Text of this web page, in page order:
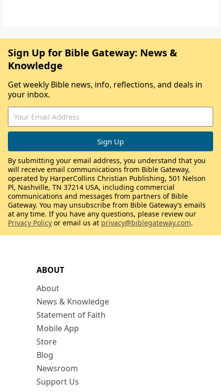
ABOUT
About
News & Knowledge
Statement of Faith
Mobile App
Store
Blog
Newsroom
Support Us
Sign Up for Bible Gateway: News &
Knowledge
Get weekly Bible news, info, reflections, and deals in
your inbox.
By submitting your email address, you understand that you
will receive email communications from Bible Gateway,
operated by HarperCollins Christian Publishing, 501 Nelson
Pl, Nashville, TN 37214 USA, including commercial
communications and messages from partners of Bible
Gateway. You may unsubscribe from Bible Gateway’s emails
at any time. If you have any questions, please review our
Privacy Policy or email us at privacy@biblegateway.com.